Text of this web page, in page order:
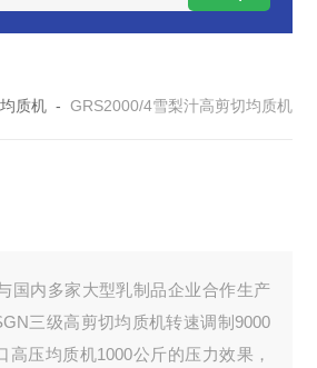
均质机 - GRS2000/4雪梨汁高剪切均质机
国内多家大型乳制品企业合作生产
三级高剪切均质机转速调制9000
压均质机1000公斤的压力效果，